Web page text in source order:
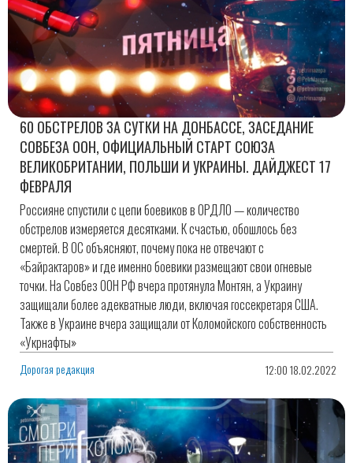
60 ОБСТРЕЛОВ ЗА СУТКИ НА ДОНБАССЕ, ЗАСЕДАНИЕ
СОВБЕЗА ООН, ОФИЦИАЛЬНЫЙ СТАРТ СОЮЗА
ВЕЛИКОБРИТАНИИ, ПОЛЬШИ И УКРАИНЫ. ДАЙДЖЕСТ 17
ФЕВРАЛЯ
Россияне спустили с цепи боевиков в ОРДЛО — количество
обстрелов измеряется десятками. К счастью, обошлось без
смертей. В ОС объясняют, почему пока не отвечают с
«Байрактаров» и где именно боевики размещают свои огневые
точки. На Совбез ООН РФ вчера протянула Монтян, а Украину
защищали более адекватные люди, включая госсекретаря США.
Также в Украине вчера защищали от Коломойского собственность
«Укрнафты»
Дорогая редакция 12:00 18.02.2022